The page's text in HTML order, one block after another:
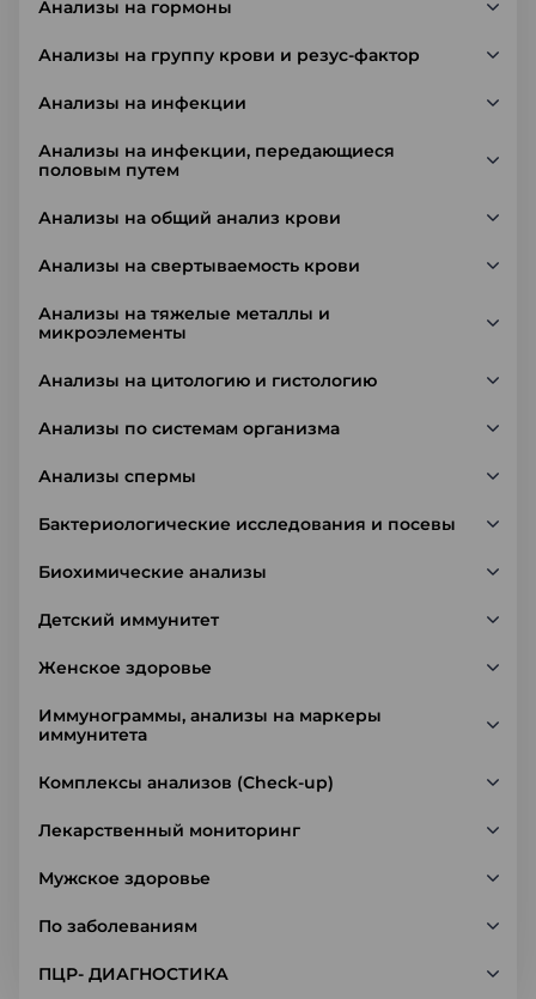
Анализы на гормоны
Анализы на группу крови и резус-фактор
Анализы на инфекции
Анализы на инфекции, передающиеся
половым путем
Анализы на общий анализ крови
Анализы на свертываемость крови
Анализы на тяжелые металлы и
микроэлементы
Анализы на цитологию и гистологию
Анализы по системам организма
Анализы спермы
Бактериологические исследования и посевы
Биохимические анализы
Детский иммунитет
Женское здоровье
Иммунограммы, анализы на маркеры
иммунитета
Комплексы анализов (Check-up)
Лекарственный мониторинг
Мужское здоровье
По заболеваниям
ПЦР- ДИАГНОСТИКА